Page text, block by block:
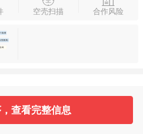
空壳扫描 合作风险
查看完整信息